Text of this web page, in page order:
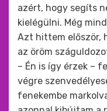
azért, hogy segíts
kielégülni. Még
Azt hittem először,
az öröm
– Én is így érzek –
végre
fenekembe